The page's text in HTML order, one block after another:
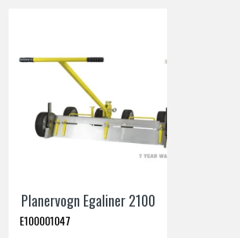
Planervogn Egaliner 2100
E100001047